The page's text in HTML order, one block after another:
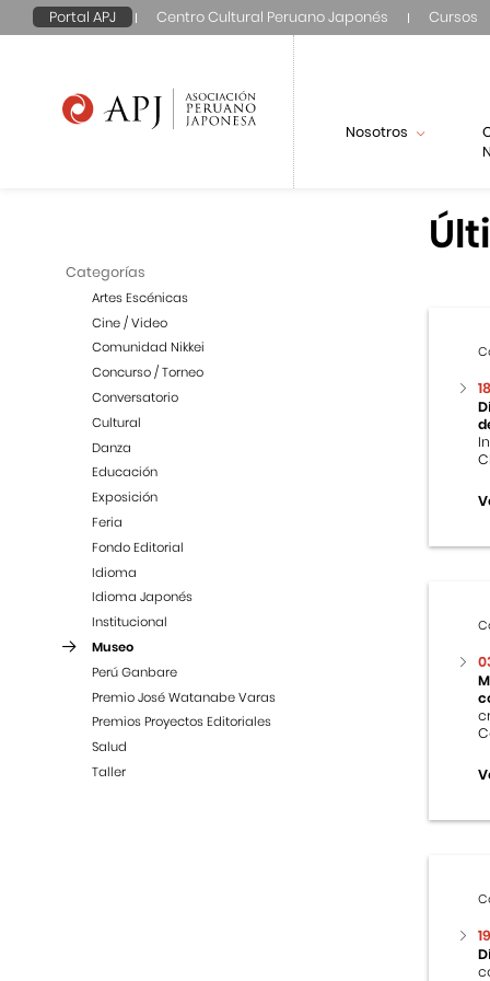
Portal APJ Centro Cultural Peruano Japonés Cursos
Nosotros
Categorías
Artes Escénicas
Cine / Video
Comunidad Nikkei
Concurso / Torneo
Conversatorio
Cultural
Danza
Educación
Exposición
Feria
Fondo Editorial
Idioma
Idioma Japonés
Institucional
Museo
Perú Ganbare
Premio José Watanabe Varas
Premios Proyectos Editoriales
Salud
Taller